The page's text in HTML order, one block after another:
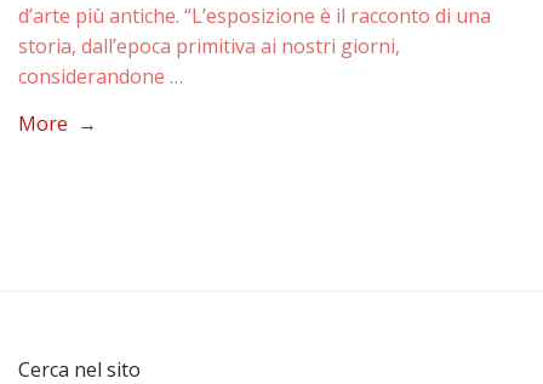
d’arte più antiche. “L’esposizione è il racconto di una
storia, dall’epoca primitiva ai nostri giorni,
considerandone …
More →
Cerca nel sito